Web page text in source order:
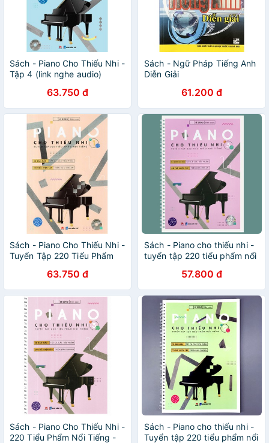
Sách - Piano Cho Thiếu Nhi -
Tập 4 (link nghe audio)
63.750 đ
Sách - Ngữ Pháp Tiếng Anh
Diễn Giải
61.200 đ
Sách - Piano Cho Thiếu Nhi -
Tuyển Tập 220 Tiểu Phẩm
63.750 đ
Sách - Piano cho thiếu nhi -
tuyển tập 220 tiểu phẩm nổi
57.800 đ
Sách - Piano Cho Thiếu Nhi -
220 Tiểu Phẩm Nổi Tiếng -
Sách - Piano cho thiếu nhi -
Tuyển tập 220 tiểu phẩm nổi